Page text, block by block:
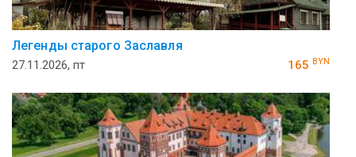
Легенды старого Заславля
27.11.2026, пт 165 BYN